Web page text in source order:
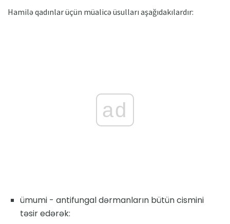
Hamilə qadınlar üçün müalicə üsulları aşağıdakılardır:
ad
ümumi - antifungal dərmanların bütün cismini
təsir edərək: